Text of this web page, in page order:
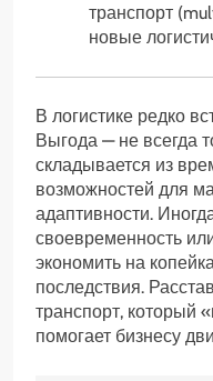
транспорт
новые
В логистике редко
Выгода — не всегда
складывается из
возможностей для
адаптивности.
своевременность
экономить на
последствия.
транспорт, который
помогает бизнесу